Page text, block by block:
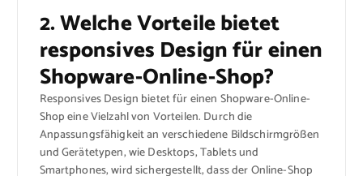
2. Welche Vorteile bietet
responsives Design für einen
Shopware-Online-Shop?
Responsives Design bietet für einen Shopware-Online-
Shop eine Vielzahl von Vorteilen. Durch die
Anpassungsfähigkeit an verschiedene Bildschirmgrößen
und Gerätetypen, wie Desktops, Tablets und
Smartphones, wird sichergestellt, dass der Online-Shop